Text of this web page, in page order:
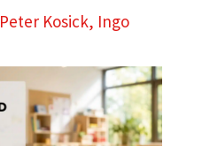
Peter Kosick, Ingo